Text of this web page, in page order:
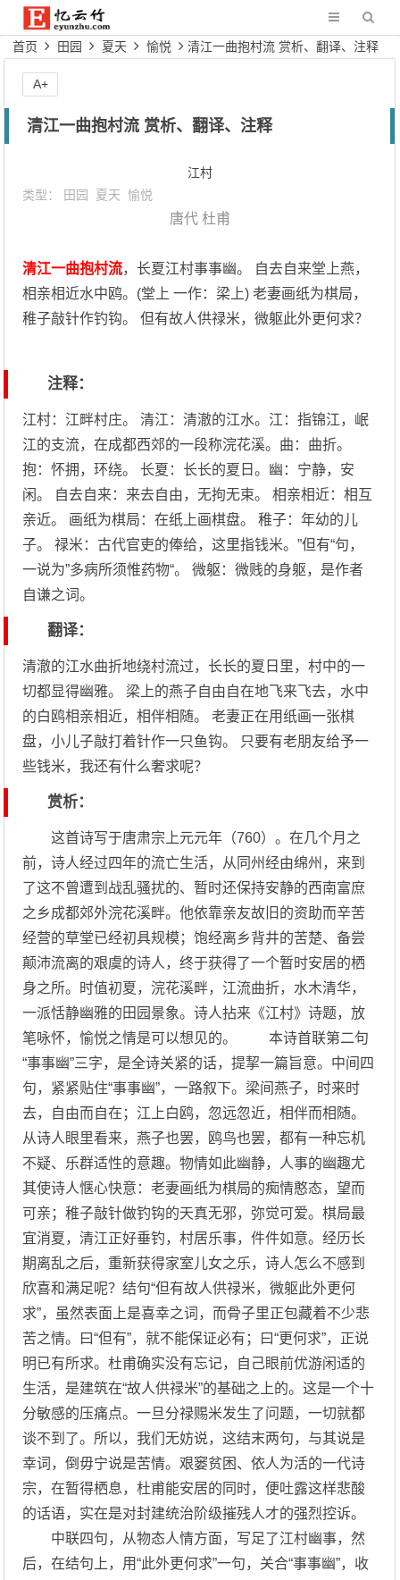
首页 田园 夏天 愉悦 清江一曲抱村流 赏析、翻译、注释
清江一曲抱村流 赏析、翻译、注释
江村
类型： 田园 夏天 愉悦
唐代 杜甫
清江一曲抱村流，长夏江村事事幽。 自去自来堂上燕，
相亲相近水中鸥。(堂上 一作：梁上) 老妻画纸为棋局，
稚子敲针作钓钩。 但有故人供禄米，微躯此外更何求？
注释：
江村：江畔村庄。 清江：清澈的江水。江：指锦江，岷
江的支流，在成都西郊的一段称浣花溪。曲：曲折。
抱：怀拥，环绕。 长夏：长长的夏日。幽：宁静，安
闲。 自去自来：来去自由，无拘无束。 相亲相近：相互
亲近。 画纸为棋局：在纸上画棋盘。 稚子：年幼的儿
子。 禄米：古代官吏的俸给，这里指钱米。”但有“句，
一说为”多病所须惟药物“。 微躯：微贱的身躯，是作者
自谦之词。
翻译：
清澈的江水曲折地绕村流过，长长的夏日里，村中的一
切都显得幽雅。 梁上的燕子自由自在地飞来飞去，水中
的白鸥相亲相近，相伴相随。 老妻正在用纸画一张棋
盘，小儿子敲打着针作一只鱼钩。 只要有老朋友给予一
些钱米，我还有什么奢求呢？
赏析：
这首诗写于唐肃宗上元元年（760）。在几个月之
前，诗人经过四年的流亡生活，从同州经由绵州，来到
了这不曾遭到战乱骚扰的、暂时还保持安静的西南富庶
之乡成都郊外浣花溪畔。他依靠亲友故旧的资助而辛苦
经营的草堂已经初具规模；饱经离乡背井的苦楚、备尝
颠沛流离的艰虞的诗人，终于获得了一个暂时安居的栖
身之所。时值初夏，浣花溪畔，江流曲折，水木清华，
一派恬静幽雅的田园景象。诗人拈来《江村》诗题，放
笔咏怀，愉悦之情是可以想见的。 本诗首联第二句
“事事幽”三字，是全诗关紧的话，提挈一篇旨意。中间四
句，紧紧贴住“事事幽”，一路叙下。梁间燕子，时来时
去，自由而自在；江上白鸥，忽远忽近，相伴而相随。
从诗人眼里看来，燕子也罢，鸥鸟也罢，都有一种忘机
不疑、乐群适性的意趣。物情如此幽静，人事的幽趣尤
其使诗人惬心快意：老妻画纸为棋局的痴情憨态，望而
可亲；稚子敲针做钓钩的天真无邪，弥觉可爱。棋局最
宜消夏，清江正好垂钓，村居乐事，件件如意。经历长
期离乱之后，重新获得家室儿女之乐，诗人怎么不感到
欣喜和满足呢？结句“但有故人供禄米，微躯此外更何
求”，虽然表面上是喜幸之词，而骨子里正包藏着不少悲
苦之情。曰“但有”，就不能保证必有；曰“更何求”，正说
明已有所求。杜甫确实没有忘记，自己眼前优游闲适的
生活，是建筑在“故人供禄米”的基础之上的。这是一个十
分敏感的压痛点。一旦分禄赐米发生了问题，一切就都
谈不到了。所以，我们无妨说，这结末两句，与其说是
幸词，倒毋宁说是苦情。艰窭贫困、依人为活的一代诗
宗，在暂得栖息，杜甫能安居的同时，便吐露这样悲酸
的话语，实在是对封建统治阶级摧残人才的强烈控诉。
中联四句，从物态人情方面，写足了江村幽事，然
后，在结句上，用“此外更何求”一句，关合“事事幽”，收
A+